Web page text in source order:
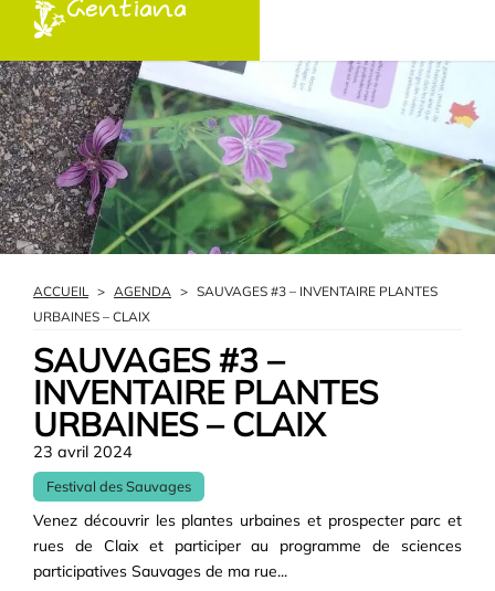
Gentiana
ACCUEIL > AGENDA > SAUVAGES #3 – INVENTAIRE PLANTES
URBAINES – CLAIX
SAUVAGES #3 –
INVENTAIRE PLANTES
URBAINES – CLAIX
23 avril 2024
Festival des Sauvages
Venez découvrir les plantes urbaines et prospecter parc et
rues de Claix et participer au programme de sciences
participatives Sauvages de ma rue...